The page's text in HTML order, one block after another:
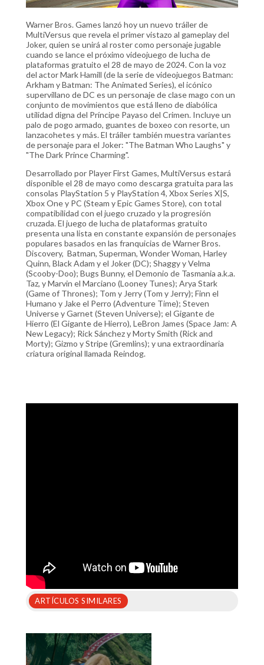
Warner Bros. Games lanzó hoy un nuevo tráiler de
MultiVersus que revela el primer vistazo al gameplay del
Joker, quien se unirá al roster como personaje jugable
cuando se lance el próximo videojuego de lucha de
plataformas gratuito el 28 de mayo de 2024. Con la voz
del actor Mark Hamill (de la serie de videojuegos Batman:
Arkham y Batman: The Animated Series), el icónico
supervillano de DC es un personaje de clase mago con un
conjunto de movimientos que está lleno de diabólica
utilidad digna del Príncipe Payaso del Crimen. Incluye un
palo de pogo armado, guantes de boxeo con resorte, un
lanzacohetes y más. El tráiler también muestra variantes
de personaje para el Joker: "The Batman Who Laughs" y
"The Dark Prince Charming".
Desarrollado por Player First Games, MultiVersus estará
disponible el 28 de mayo como descarga gratuita para las
consolas PlayStation 5 y PlayStation 4, Xbox Series X|S,
Xbox One y PC (Steam y Epic Games Store), con total
compatibilidad con el juego cruzado y la progresión
cruzada. El juego de lucha de plataformas gratuito
presenta una lista en constante expansión de personajes
populares basados en las franquicias de Warner Bros.
Discovery, Batman, Superman, Wonder Woman, Harley
Quinn, Black Adam y el Joker (DC); Shaggy y Velma
(Scooby-Doo); Bugs Bunny, el Demonio de Tasmania a.k.a.
Taz, y Marvin el Marciano (Looney Tunes); Arya Stark
(Game of Thrones); Tom y Jerry (Tom y Jerry); Finn el
Humano y Jake el Perro (Adventure Time); Steven
Universe y Garnet (Steven Universe); el Gigante de
Hierro (El Gigante de Hierro), LeBron James (Space Jam: A
New Legacy); Rick Sánchez y Morty Smith (Rick and
Morty); Gizmo y Stripe (Gremlins); y una extraordinaria
criatura original llamada Reindog.
ARTÍCULOS SIMILARES